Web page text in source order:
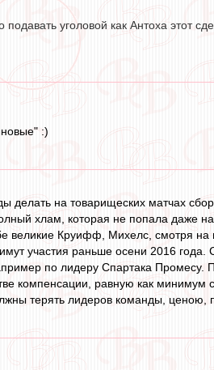
уголовой как Антоха этот
:)
делать на товарищеских матчах
хлам, которая не попала даже на
великие Круифф, Михелс, смотря на
участия раньше осени 2016 года.
по лидеру Спартака Промесу.
компенсации, равную как
терять лидеров команды, ценою,